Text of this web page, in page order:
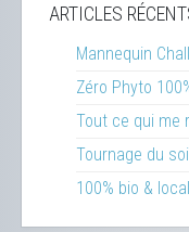
ARTICLES
Mannequin
Zéro Phyto
Tout ce qui me
Tournage du
100% bio &